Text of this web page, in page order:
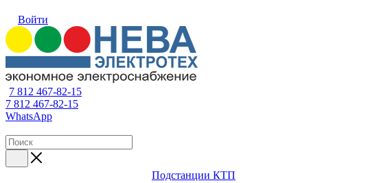
Войти
7 812 467-82-15
7 812 467-82-15
WhatsApp
Подстанции КТП